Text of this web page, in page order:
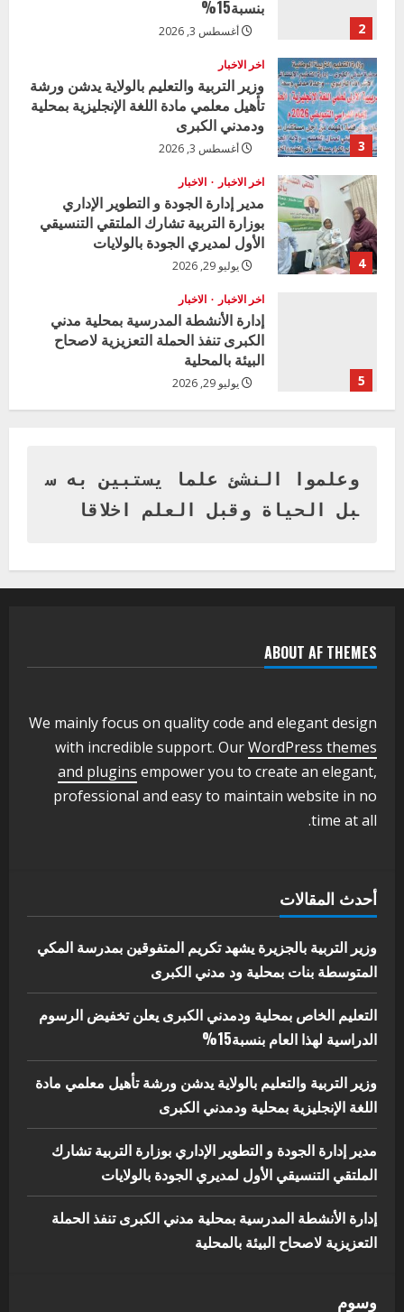
e
a
d
i
n
g
2
بنسبة15%
أغسطس 3, 2026
3
اخر الاخبار
وزير التربية والتعليم بالولاية يدشن ورشة
تأهيل معلمي مادة اللغة الإنجليزية بمحلية
ودمدني الكبرى
أغسطس 3, 2026
4
اخر الاخبار الاخبار
مدير إدارة الجودة و التطوير الإداري
بوزارة التربية تشارك الملتقي التنسيقي
الأول لمديري الجودة بالولايات
يوليو 29, 2026
5
اخر الاخبار الاخبار
إدارة الأنشطة المدرسية بمحلية مدني
الكبرى تنفذ الحملة التعزيزية لاصحاح
البيئة بالمحلية
يوليو 29, 2026
بنات بمحلية ود مدني الكبرى
أغسطس 3, 2026
يعلن تخفيض الرسوم الدراسية لهذا العام
بنسبة15%
3
وزير التربية والتعليم بالولاية يدشن ورشة
أغسطس 3, 2026
اخر الاخبار الاخبار
مدير إدارة الجودة و التطوير الإداري
بوزارة التربية تشارك الملتقي التنسيقي
5
البيئة بالمحلية
يوليو 29, 2026
وعلموا النشئ علما يستبين به س
بل الحياة وقبل العلم اخلاقا
ABOUT AF THEMES
We mainly focus on quality code and elegant design
with incredible support. OurWordPress themes
and plugins empower you to create an elegant,
professional and easy to maintain website in no
time at all.
أحدث المقالات
وزير التربية بالجزيرة يشهد تكريم المتفوقين بمدرسة المكي
المتوسطة بنات بمحلية ود مدني الكبرى
التعليم الخاص بمحلية ودمدني الكبرى يعلن تخفيض الرسوم
الدراسية لهذا العام بنسبة15%
وزير التربية والتعليم بالولاية يدشن ورشة تأهيل معلمي مادة
اللغة الإنجليزية بمحلية ودمدني الكبرى
مدير إدارة الجودة و التطوير الإداري بوزارة التربية تشارك
الملتقي التنسيقي الأول لمديري الجودة بالولايات
إدارة الأنشطة المدرسية بمحلية مدني الكبرى تنفذ الحملة
التعزيزية لاصحاح البيئة بالمحلية
وسوم